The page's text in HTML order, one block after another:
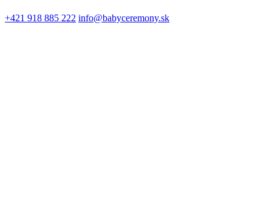
+421 918 885 222 info@babyceremony.sk